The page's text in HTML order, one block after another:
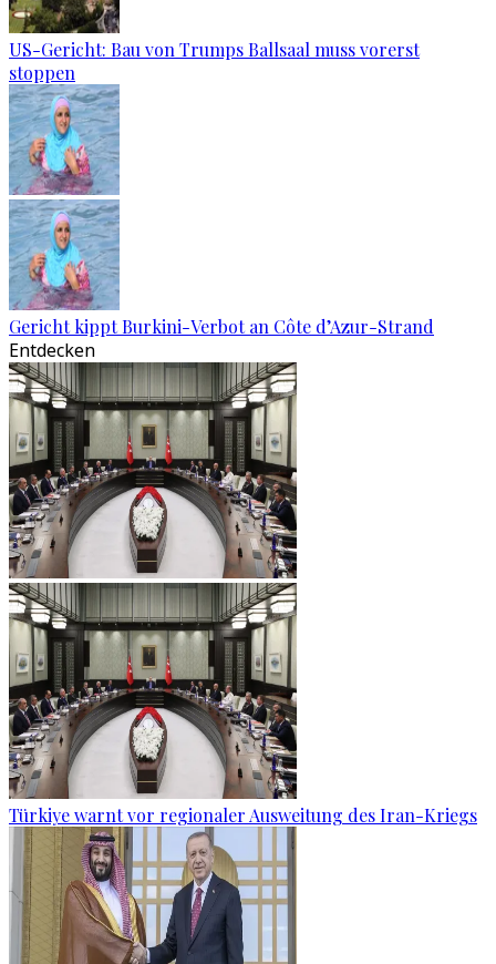
US-Gericht: Bau von Trumps Ballsaal muss vorerst
stoppen
Gericht kippt Burkini-Verbot an Côte d’Azur-Strand
Entdecken
Türkiye warnt vor regionaler Ausweitung des Iran-Kriegs